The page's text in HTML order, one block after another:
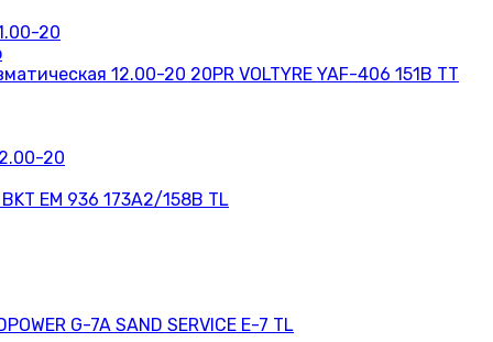
20
12.00-20 20PR VOLTYRE YAF-406 151B TT
20
EM 936 173A2/158B TL
G-7A SAND SERVICE E-7 TL